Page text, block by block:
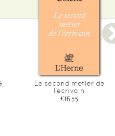
Le second metier de
l'ecrivain
£16.55